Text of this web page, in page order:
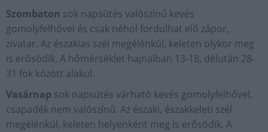
Szombaton sok napsütés valószínű kevés
gomolyfelhővel és csak néhol fordulhat elő zápor,
zivatar. Az északias szél megélénkül, keleten olykor meg
is erősödik. A hőmérséklet hajnalban 13-18, délután 28-
31 fok között alakul.
Vasárnap sok napsütés várható kevés gomolyfelhővel,
csapadék nem valószínű. Az északi, északkeleti szél
megélénkül, keleten helyenként meg is erősödik. A